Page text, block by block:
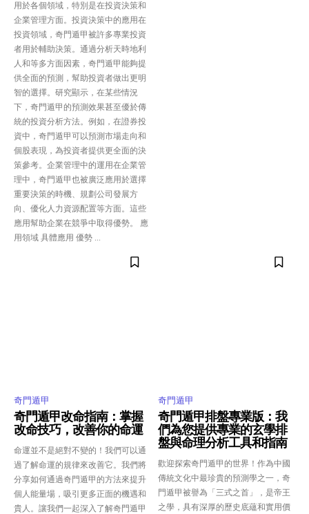
用於各個領域，特別是在投資決策和
企業管理方面。投資決策中的應用在
投資領域，奇門遁甲被許多專業投資
者用於輔助決策。通過分析天時地利
人和等多方面因素，奇門遁甲能夠提
供全面的預測，幫助投資者做出更明
智的選擇。研究顯示，在某些情況
下，奇門遁甲的預測效果甚至優於傳
統的投資分析方法。例如，在證券投
資中，奇門遁甲可以預測市場走向和
個股表現，為投資者提供更全面的決
策參考。企業管理中的運用在企業管
理中，奇門遁甲也被廣泛應用於選擇
重要決策的時機、規劃公司發展方
向、優化人力資源配置等方面。這些
應用幫助企業在競爭中取得優勢。 應
用領域 具體應用 優勢 ...
奇門遁甲
奇門遁甲改命指南：掌握
改命技巧，改善你的命運
命運並不是絕對不變的！我們可以通
過了解命運的規律來改善它。我們將
分享如何通過奇門遁甲的方法來提升
個人能量場，吸引更多正面的機遇和
貴人。讓我們一起深入了解奇門遁甲
奇門遁甲
奇門遁甲排盤專業版：我
們為您提供專業的玄學排
盤與命理分析工具和指南
歡迎探索奇門遁甲的世界！作為中國
傳統文化中最珍貴的預測學之一，奇
門遁甲被譽為「三式之首」，是帝王
之學，具有深厚的歷史底蘊和實用價